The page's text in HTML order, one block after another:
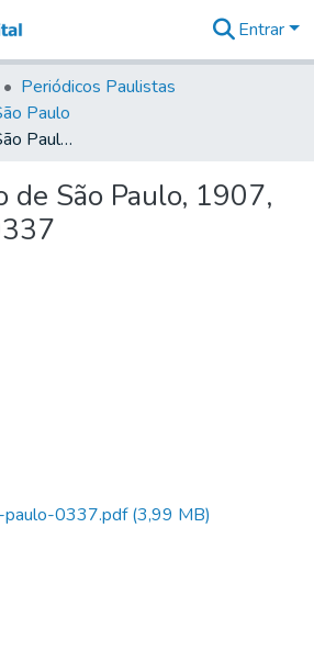
&
Coleções
Tudo na
Biblioteca
Estatísticas
Entrar
Periódicos Paulistas
Paulo
O Commercio de São Paulo, 1907, Ano XIV, n. 0337
de São Paulo, 1907,
paulo-0337.pdf(3,99 MB)